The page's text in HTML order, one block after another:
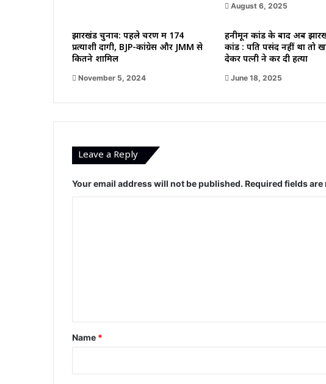
August 6, 2025
झारखंड चुनाव: पहले चरण में 174
प्रत्याशी दागी, BJP-कांग्रेस और JMM से
कितने शामिल
November 5, 2024
हनीमून कांड के बाद अब
कांड : पति पसंद नहीं था तो
देकर पत्नी ने कर दी हत्या
June 18, 2025
Leave a Reply
Your email address will not be published. Required fields are
*
Name *